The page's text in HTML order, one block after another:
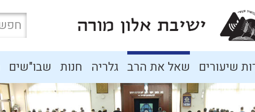
שיעורים שאל את הרב גלריה חנות שבו"שים